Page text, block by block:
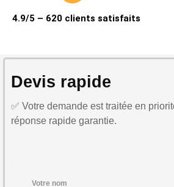
4.9/5 – 620 clients satisfaits
Devis rapide
✅ Votre demande est traitée en
réponse rapide garantie.
Votre nom